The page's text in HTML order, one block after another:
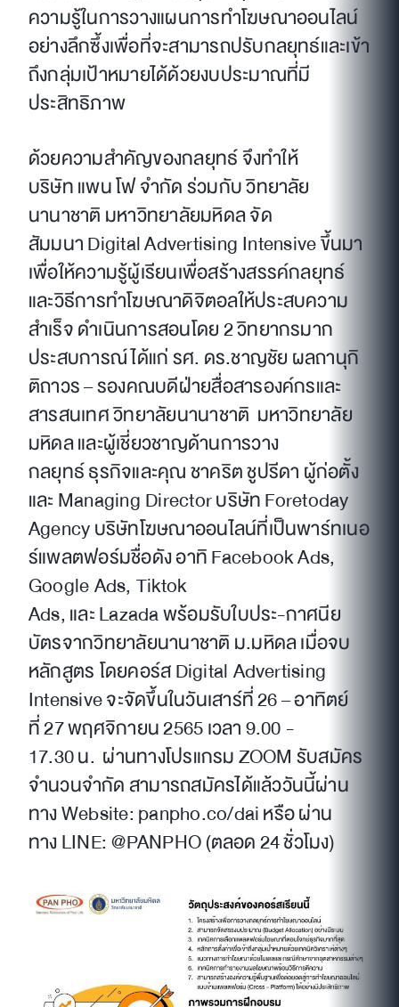
ความรู้ในการวางแผนการทำโฆษณาออนไลน์
อย่างลึกซึ้งเพื่อที่จะสามารถปรับกลยุทธ์และเข้า
ถึงกลุ่มเป้าหมายได้ด้วยงบประมาณที่มี
ประสิทธิภาพ
ด้วยความสำคัญของกลยุทธ์ จึงทำให้
บริษัท แพน โฟ จำกัด ร่วมกับ วิทยาลัย
นานาชาติ มหาวิทยาลัยมหิดล จัด
สัมมนา Digital Advertising Intensive ขึ้นมา
เพื่อให้ความรู้ผู้เรียนเพื่อสร้างสรรค์กลยุทธ์
และวิธีการทำโฆษณาดิจิตอลให้ประสบความ
สำเร็จ ดำเนินการสอนโดย 2 วิทยากรมาก
ประสบการณ์ ได้แก่ รศ. ดร.ชาญชัย ผลถานุกิ
ติถาวร – รองคณบดีฝ่ายสื่อสารองค์กรและ
สารสนเทศ วิทยาลัยนานาชาติ มหาวิทยาลัย
มหิดล และผู้เชี่ยวชาญด้านการวาง
กลยุทธ์ ธุรกิจและคุณ ชาคริต ชูปรีดา ผู้ก่อตั้ง
และ Managing Director บริษัท Foretoday
Agency บริษัทโฆษณาออนไลน์ที่เป็นพาร์ทเนอ
ร์แพลตฟอร์มชื่อดัง อาทิ Facebook Ads,
Google Ads, Tiktok
Ads, และ Lazada พร้อมรับใบประ-กาศนีย
บัตรจากวิทยาลัยนานาชาติ ม.มหิดล เมื่อจบ
หลักสูตร โดยคอร์ส Digital Advertising
Intensive จะจัดขึ้นในวันเสาร์ที่ 26 – อาทิตย์
ที่ 27 พฤศจิกายน 2565 เวลา 9.00 -
17.30 น. ผ่านทางโปรแกรม ZOOM รับสมัคร
จำนวนจำกัด สามารถสมัครได้แล้ววันนี้ผ่าน
ทาง Website: panpho.co/dai หรือ ผ่าน
ทาง LINE: @PANPHO (ตลอด 24 ชั่วโมง)